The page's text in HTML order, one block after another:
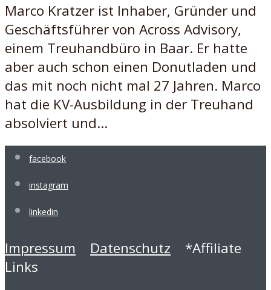
Marco Kratzer ist Inhaber, Gründer und
Geschäftsführer von Across Advisory,
einem Treuhandbüro in Baar. Er hatte
aber auch schon einen Donutladen und
das mit noch nicht mal 27 Jahren. Marco
hat die KV-Ausbildung in der Treuhand
absolviert und...
facebook
instagram
linkedin
Impressum Datenschutz *Affiliate
Links